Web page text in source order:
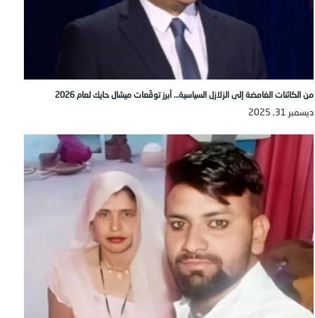
من الكائنات الغامضة إلى الزلازل السياسية… أبرز توقّعات ميشال حايك لعام 2026
ديسمبر 31, 2025